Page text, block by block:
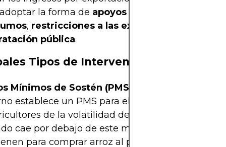
la forma de apoyos a los precios
, restricciones a las exportaciones
pública.
Tipos de Intervención
Mínimos de Sostén (PMS):
establece un PMS para el arroz con el fin de
de la volatilidad de los precios. Si el
cae por debajo de este mínimo, las agencias
para comprar arroz al precio mínimo.